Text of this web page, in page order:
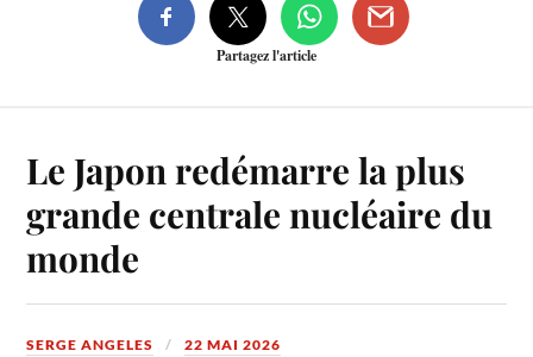
Partagez l'article
Le Japon redémarre la plus
grande centrale nucléaire du
monde
SERGE ANGELES 22 MAI 2026